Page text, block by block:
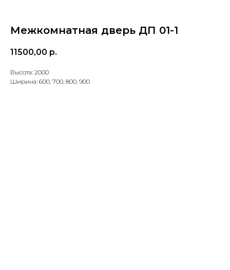
Межкомнатная дверь ДП 01-1
11500,00 р.
Высота: 2000
Ширина: 600, 700, 800, 900